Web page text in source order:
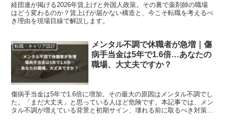
経団連が掲げる2026年賃上げと外国人政策。その裏で薬剤師の職場
はどう変わるのか？賃上げが届かない構造と、今こそ転職を考えるべ
き理由を現場目線で解説します。
転職・キャリア設計
メンタル不調で休職者が急増｜傷
病手当金は5年で1.6倍…あなたの
職場、大丈夫ですか？
傷病手当金は5年で1.6倍に増加。その最大の原因はメンタル不調でし
た。「まだ大丈夫」と思っている人ほど危険です。本記事では、メン
タル不調が増えている背景と初期サイン、壊れる前に取るべき対策を